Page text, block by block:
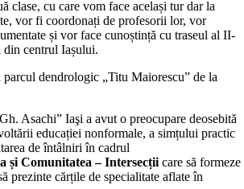
clase, cu care vom face același tur dar la
vor fi coordonați de profesorii lor, vor
și vor face cunoștință cu traseul al II-
din centrul Iașului.
parcul dendrologic „Titu Maiorescu” de la
Asachi” Iaşi a avut o preocupare deosebită
educației nonformale, a simțului practic
de întâlniri în cadrul
și Comunitatea – Intersecții care să formeze
prezinte cărțile de specialitate aflate în